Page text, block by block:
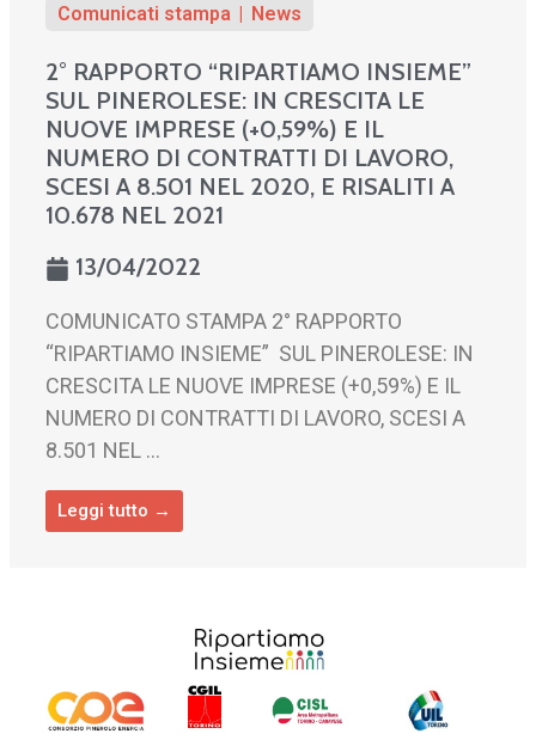
Comunicati stampa News
2° RAPPORTO “RIPARTIAMO INSIEME”
SUL PINEROLESE: IN CRESCITA LE
NUOVE IMPRESE (+0,59%) E IL
NUMERO DI CONTRATTI DI LAVORO,
SCESI A 8.501 NEL 2020, E RISALITI A
10.678 NEL 2021
13/04/2022
COMUNICATO STAMPA 2° RAPPORTO
“RIPARTIAMO INSIEME” SUL PINEROLESE: IN
CRESCITA LE NUOVE IMPRESE (+0,59%) E IL
NUMERO DI CONTRATTI DI LAVORO, SCESI A
8.501 NEL ...
Leggi tutto →